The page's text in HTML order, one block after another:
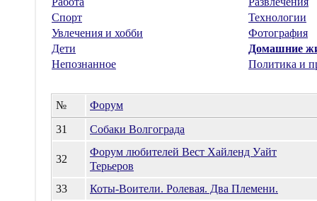
Спорт
Технологии
Увлечения и хобби
Фотография
Дети
Домашние
Непознанное
Политика и
№
Форум
31
Собаки Волгограда
32
Форум любителей Вест Хайленд Уайт
Терьеров
33
Коты-Воители. Ролевая. Два Племени.